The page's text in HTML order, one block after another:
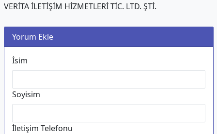
VERİTA İLETİŞİM HİZMETLERİ TİC. LTD. ŞTİ.
Yorum Ekle
İsim
Soyisim
İletişim Telefonu